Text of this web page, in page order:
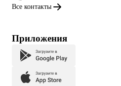
Все контакты
Приложения